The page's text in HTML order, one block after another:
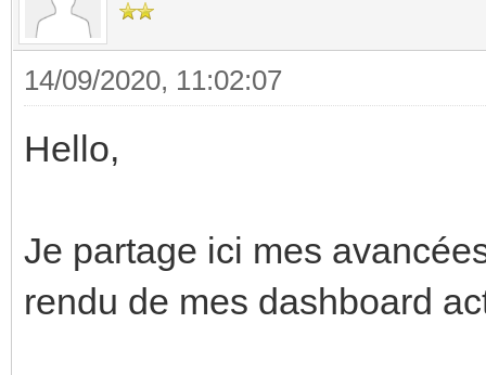
14/09/2020, 11:02:07
Hello,
Je partage ici mes
rendu de mes dashboard